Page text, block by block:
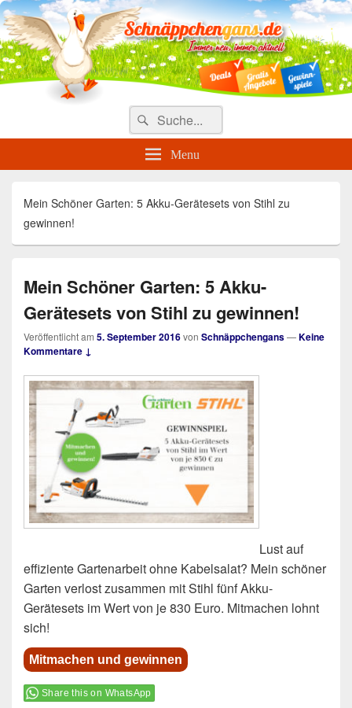
Täglich die besten Gewinnspiele
und Angebote
Search
for:
Suche
Menu
Mein Schöner Garten: 5 Akku-Gerätesets von Stihl zu
gewinnen!
Mein Schöner Garten: 5 Akku-
Gerätesets von Stihl zu gewinnen!
Veröffentlicht am 5. September 2016von Schnäppchengans—Keine
Kommentare ↓
Lust auf
effiziente Gartenarbeit ohne Kabelsalat? Mein schöner
Garten verlost zusammen mit Stihl fünf Akku-
Gerätesets im Wert von je 830 Euro. Mitmachen lohnt
sich!
Mitmachen und gewinnen
Share this on WhatsApp